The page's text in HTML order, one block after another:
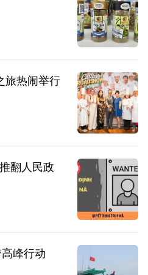
旅热闹举行
翻人民政
峰行动